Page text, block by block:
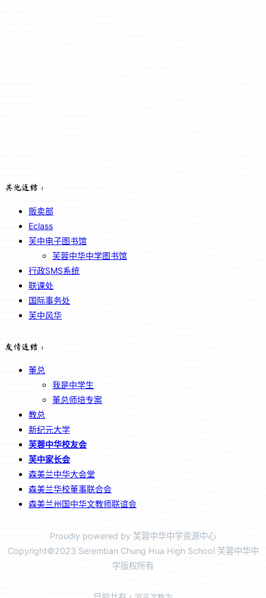
其他连结：
贩卖部
Eclass
芙中电子图书馆
芙蓉中华中学图书馆
行政SMS系统
联课处
国际事务处
芙中风华
友情连结：
董总
我是中学生
董总师培专案
教总
新纪元大学
芙蓉中华校友会
芙中家长会
森美兰中华大会堂
森美兰华校董事联合会
森美兰州国中华文教师联谊会
Proudly powered by 芙蓉中华中学资源中心
Copyright©2023 Seremban Chung Hua High School 芙蓉中华中
学版权所有